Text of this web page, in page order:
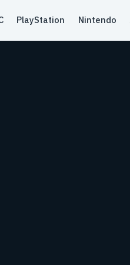
PlayStation Nintendo